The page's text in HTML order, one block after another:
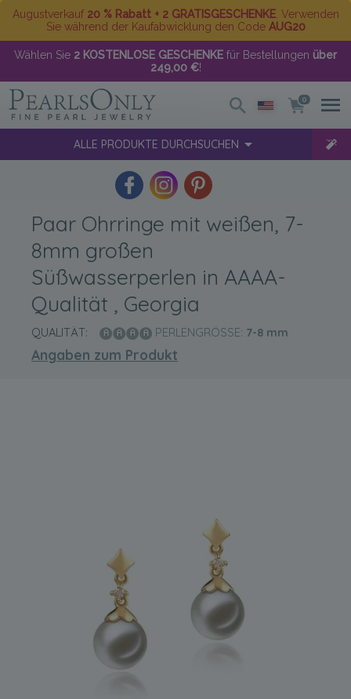
Augustverkauf 20 % Rabatt + 2 GRATISGESCHENKE. Verwenden
Sie während der Kaufabwicklung den Code AUG20
Wählen Sie 2 KOSTENLOSE GESCHENKE für Bestellungen über
249,00 €!
0
ALLE PRODUKTE DURCHSUCHEN
Paar Ohrringe mit weißen, 7-
8mm großen
Süßwasserperlen in AAAA-
Qualität , Georgia
QUALITÄT: PERLENGRÖSSE: 7-8 mm
Angaben zum Produkt